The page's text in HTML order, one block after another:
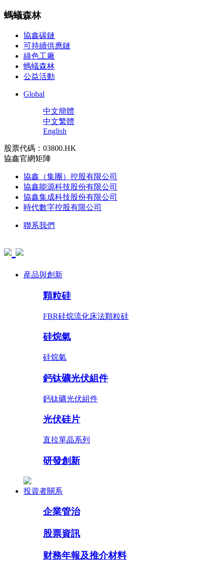
螞蟻森林
協鑫碳鏈
可持續供應鏈
綠色工廠
螞蟻森林
公益活動
Global
中文簡體
中文繁體
English
股票代碼：03800.HK
協鑫官網矩陣
協鑫（集團）控股有限公司
協鑫能源科技股份有限公司
協鑫集成科技股份有限公司
時代數字控股有限公司
聯系我們
産品與創新
顆粒硅
FBR硅烷流化床法顆粒硅
硅烷氣
硅烷氣
鈣钛礦光伏組件
鈣钛礦光伏組件
光伏硅片
直拉單晶系列
研發創新
投資者關系
企業管治
股票資訊
财務年報及推介材料